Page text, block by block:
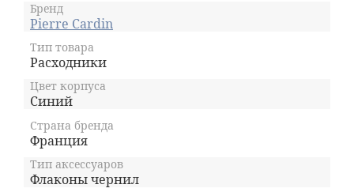
Объём флакона с чернилами 50 мл - для
фанатов письма
Эстетический дизайн на этикетке,
коробке и упаковке
Бренд
Pierre Cardin
Тип товара
Расходники
Цвет корпуса
Синий
Страна бренда
Франция
Тип аксессуаров
Флаконы чернил